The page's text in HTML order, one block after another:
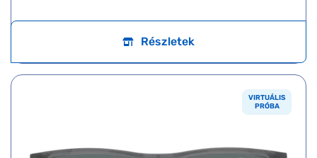
Részletek
VIRTUÁLIS
PRÓBA